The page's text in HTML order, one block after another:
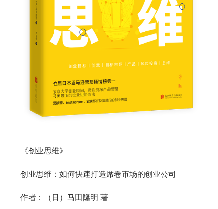
《创业思维》
创业思维：如何快速打造席卷市场的创业公司
作者：（日）马田隆明 著